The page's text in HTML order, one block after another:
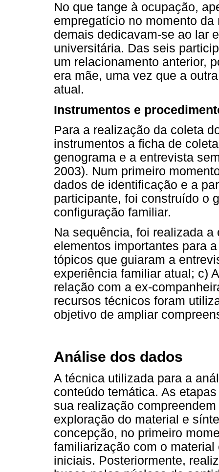
No que tange à ocupação,
empregatício no momento
demais dedicavam-se ao lar
universitária. Das seis
um relacionamento anterior,
era mãe, uma vez que a
atual.
Instrumentos e
Para a realização da coleta
instrumentos a ficha de
genograma e a entrevista
2003). Num primeiro
dados de identificação e a
participante, foi construído o
configuração familiar.
Na sequência, foi realizada
elementos importantes para
tópicos que guiaram a
experiência familiar atual; c)
relação com a ex-
recursos técnicos foram
objetivo de ampliar
Análise dos dados
A técnica utilizada para a
conteúdo temática. As
sua realização
exploração do material e
concepção, no primeiro
familiarização com o
iniciais. Posteriormente,